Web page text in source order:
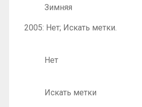
Зимняя
2005: Нет; Искать метки.
Нет
Искать метки